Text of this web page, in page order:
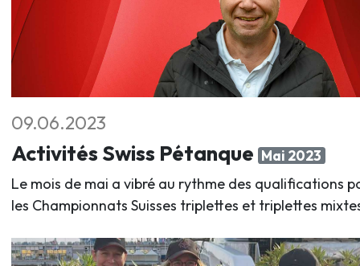
09.06.2023
Activités Swiss Pétanque Mai 2023
Le mois de mai a vibré au rythme des qualifications
les Championnats Suisses triplettes et triplettes